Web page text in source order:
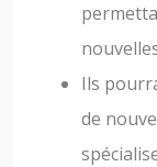
Ils
de